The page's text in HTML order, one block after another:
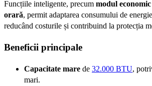
Funcțiile inteligente, precum modul economic
orară, permit adaptarea consumului de
reducând costurile și contribuind la protecția
Beneficii principale
Capacitate mare de 32.000 BTU,
mari.